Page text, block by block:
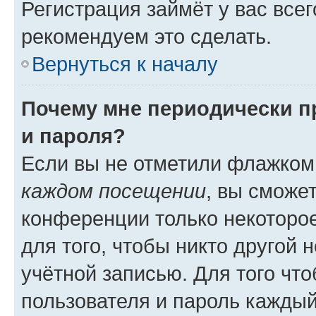
Регистрация займёт у вас
рекомендуем это сделать.
Вернуться к началу
Почему мне периодически
и пароля?
Если вы не отметили
каждом посещении, вы
конференции только
для того, чтобы никто другой
учётной записью. Для того
пользователя и пароль